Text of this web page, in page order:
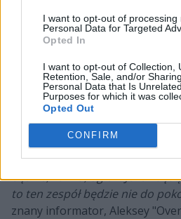
I want to opt-out of processing
Personal Data for Targeted
Opted In
I want to opt-out of Collection,
Retention, Sale, and/or
Personal Data that Is
Purposes for which it was
Opted Out
CONFIRM
Zainteresowanie ich usługami
Cloud9, które w ogóle nie
głównych kandydatów do
dosięgnąć pochodzących z
"HObbita" Khasenova i
miesięcy temu Timura
plotka, ale słyszałem, że
bustera. Jeżeli przejdą tam
będzie, kurwa, ogień. Jeżeli
to ten zespół będzie nie do
znany informator, Aleksey